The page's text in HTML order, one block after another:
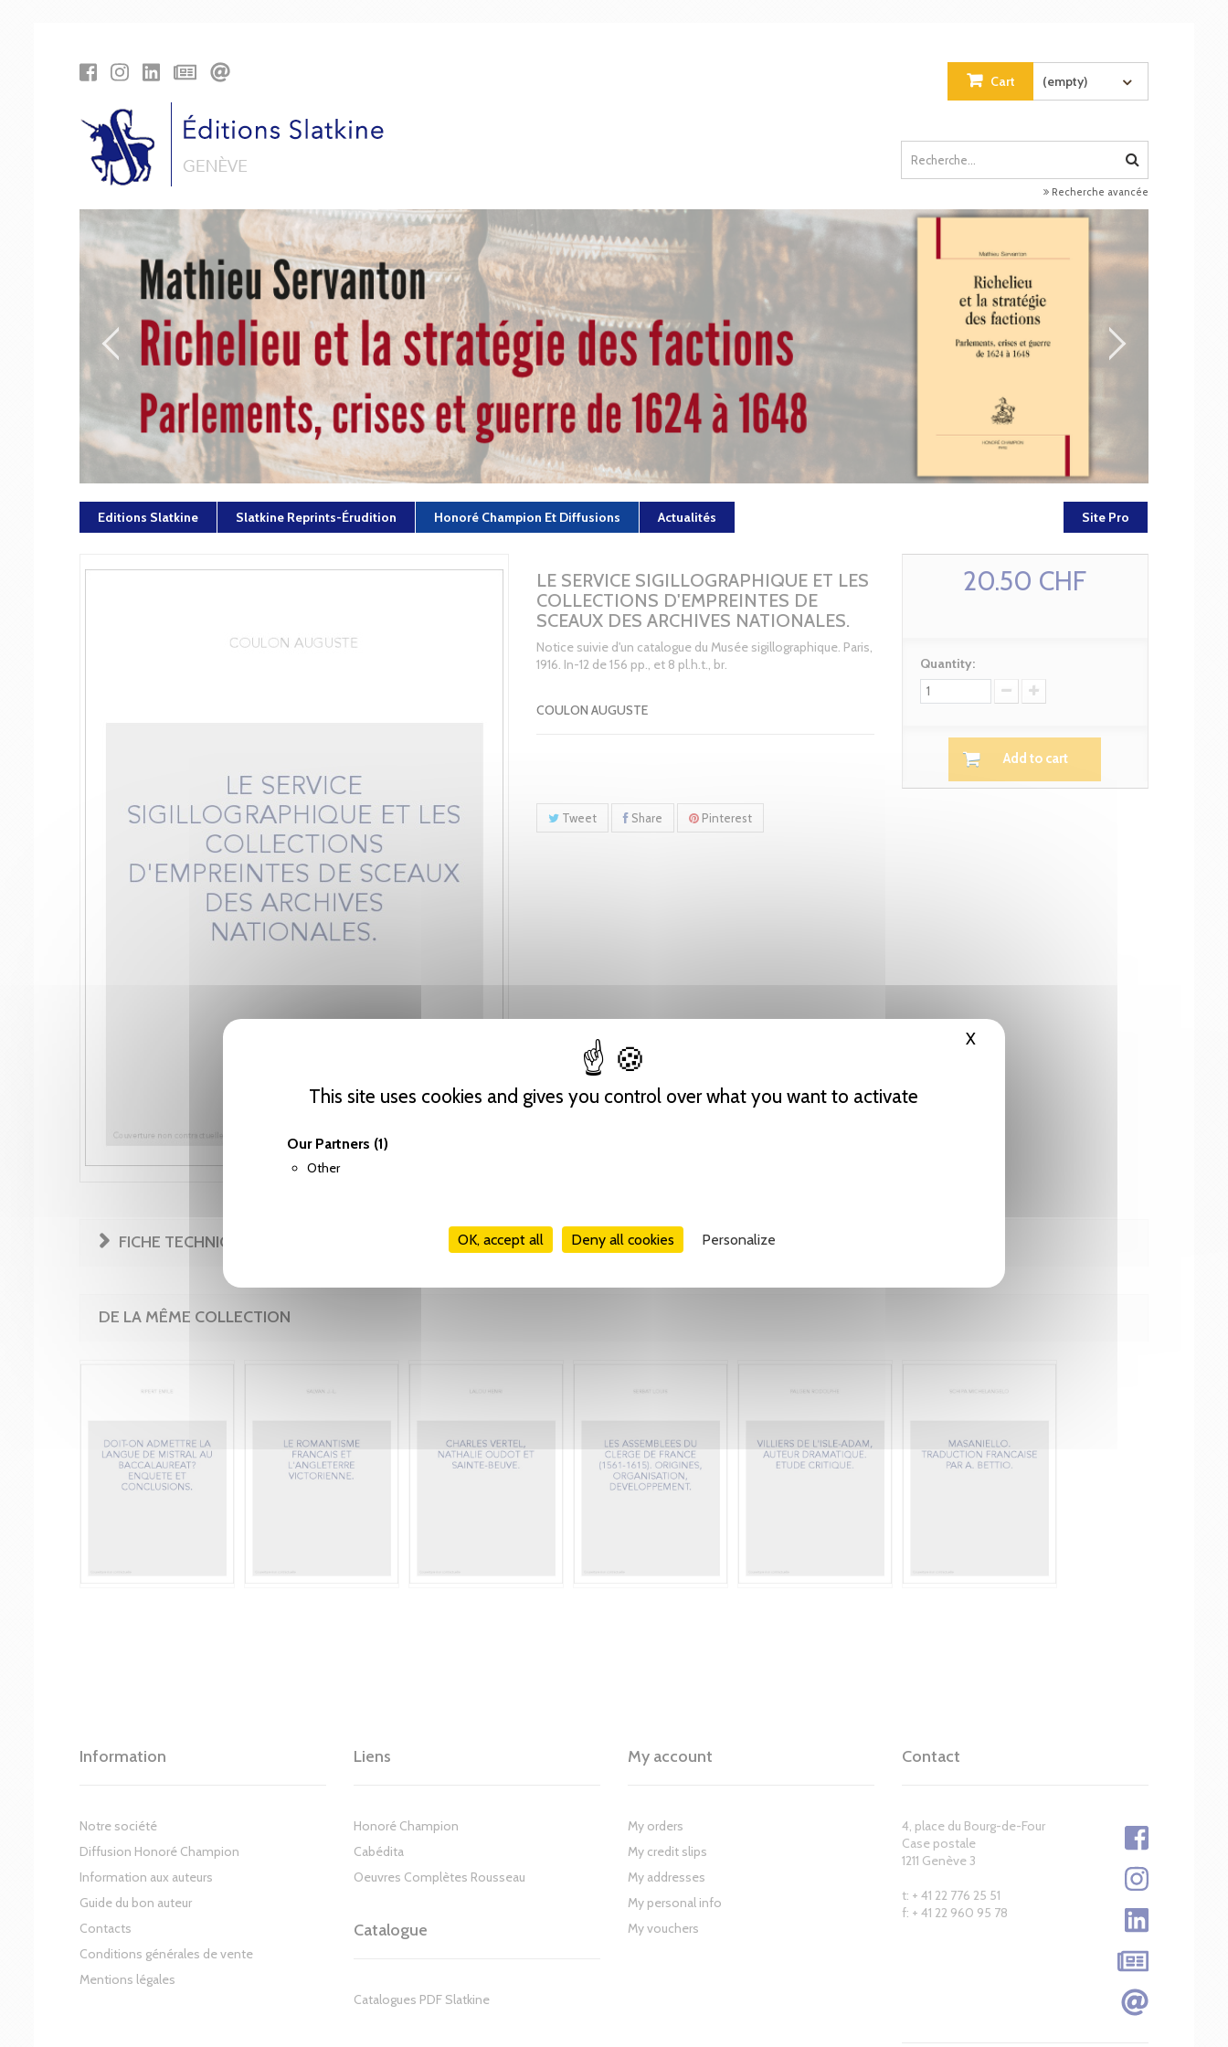
This site uses cookies and gives you control over what you want to activate
Our Partners (1)
Other
OK, accept all Deny all cookies Personalize
X Hide cookie banner
Cart (empty)
Recherche avancée
Editions Slatkine Slatkine Reprints-Érudition Honoré Champion Et Diffusions Actualités Site Pro
LE SERVICE SIGILLOGRAPHIQUE ET LES
COLLECTIONS D'EMPREINTES DE
SCEAUX DES ARCHIVES NATIONALES.
Notice suivie d'un catalogue du Musée sigillographique. Paris,
1916. In-12 de 156 pp., et 8 pl.h.t., br.
COULON AUGUSTE
Tweet Share Pinterest
20.50 CHF
Quantity:
Add to cart
FICHE TECHNIQUE
DE LA MÊME COLLECTION
Information
Notre société
Diffusion Honoré Champion
Information aux auteurs
Guide du bon auteur
Contacts
Conditions générales de vente
Mentions légales
Liens
Honoré Champion
Cabédita
Oeuvres Complètes Rousseau
Catalogue
Catalogues PDF Slatkine
My account
My orders
My credit slips
My addresses
My personal info
My vouchers
Contact
4, place du Bourg-de-Four
Case postale
1211 Genève 3
t: + 41 22 776 25 51
f: + 41 22 960 95 78